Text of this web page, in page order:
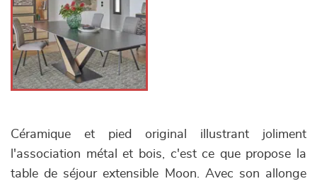
Céramique et pied original illustrant joliment
l'association métal et bois, c'est ce que propose la
table de séjour extensible Moon. Avec son allonge